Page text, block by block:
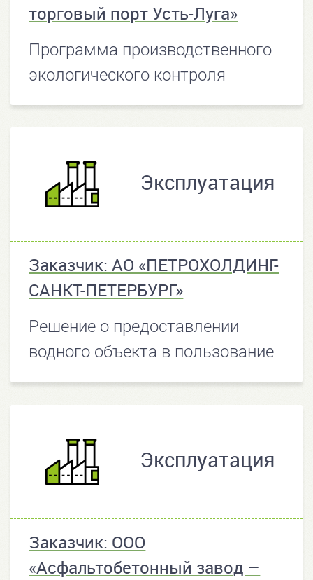
торговый порт Усть-Луга»
Программа производственного
экологического контроля
Эксплуатация
Заказчик: АО «ПЕТРОХОЛДИНГ-
САНКТ-ПЕТЕРБУРГ»
Решение о предоставлении
водного объекта в пользование
Эксплуатация
Заказчик: ООО
«Асфальтобетонный завод –